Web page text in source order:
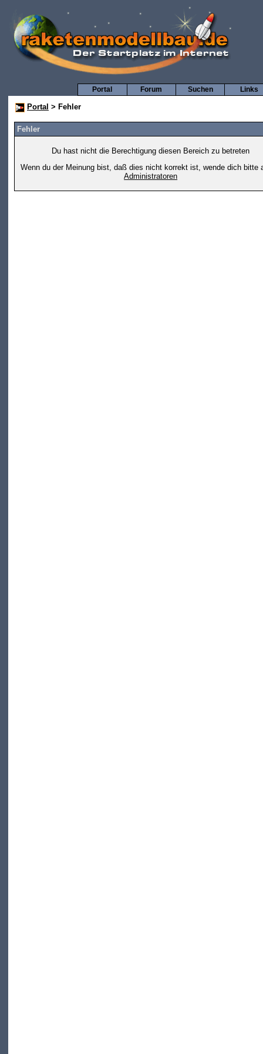
Links
Suchen
Forum
Portal
Portal > Fehler
Fehler
Du hast nicht die Berechtigung diesen Bereich zu betreten
Wenn du der Meinung bist, daß dies nicht korrekt ist, wende dich bitte
Administratoren